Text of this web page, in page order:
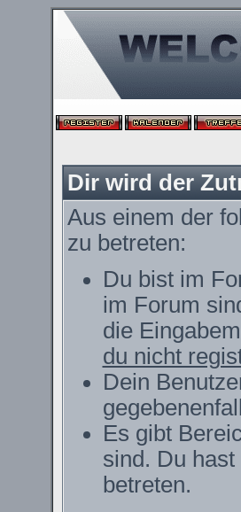
Dir wird der
Aus einem der
zu betreten:
Du bist im
im Forum
die
du nicht
Dein
Es gibt
sind. Du
betreten.